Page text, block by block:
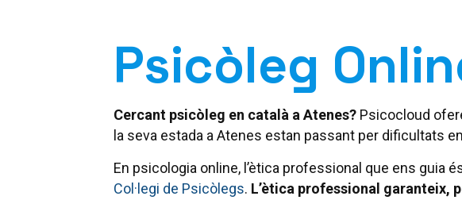
Psicòleg
Cercant psicòleg en català a Atenes?Psicocloud
la seva estada a Atenes estan passant per dificultats
En psicologia online, l’ètica professional que ens guia
Col·legi de Psicòlegs. L’ètica professional garanteix,